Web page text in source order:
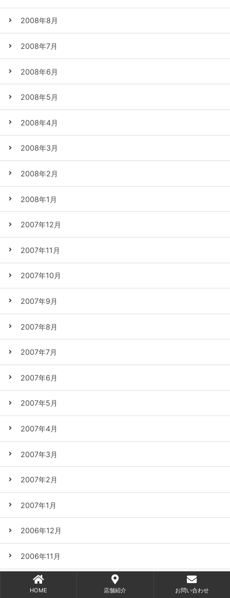
2008年8月
2008年7月
2008年6月
2008年5月
2008年4月
2008年3月
2008年2月
2008年1月
2007年12月
2007年11月
2007年10月
2007年9月
2007年8月
2007年7月
2007年6月
2007年5月
2007年4月
2007年3月
2007年2月
2007年1月
2006年12月
2006年11月
2006年10月
HOME 店舗紹介 お問い合わせ